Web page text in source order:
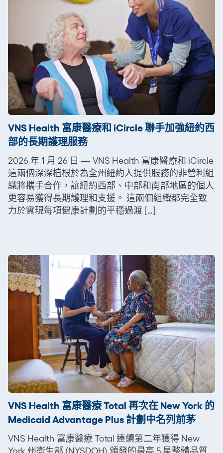
VNS Health 富康醫療和 iCircle 聯手加強紐約西
部的長期護理服務
2026 年 1 月 26 日 — VNS Health 富康醫療和 iCircle
這兩個深深植根於為全州紐約人提供服務的非營利組
織將攜手合作，讓紐約西部、中部和南部地區的個人
更容易獲得長期護理和支援。 這兩個組織都完全致
力於實現每項健康計劃的平穩過渡 […]
VNS Health 富康醫療 Total 再次在 New York 的
Medicaid Advantage Plus 計劃中名列前茅
VNS Health 富康醫療 Total 連續第二年獲得 New